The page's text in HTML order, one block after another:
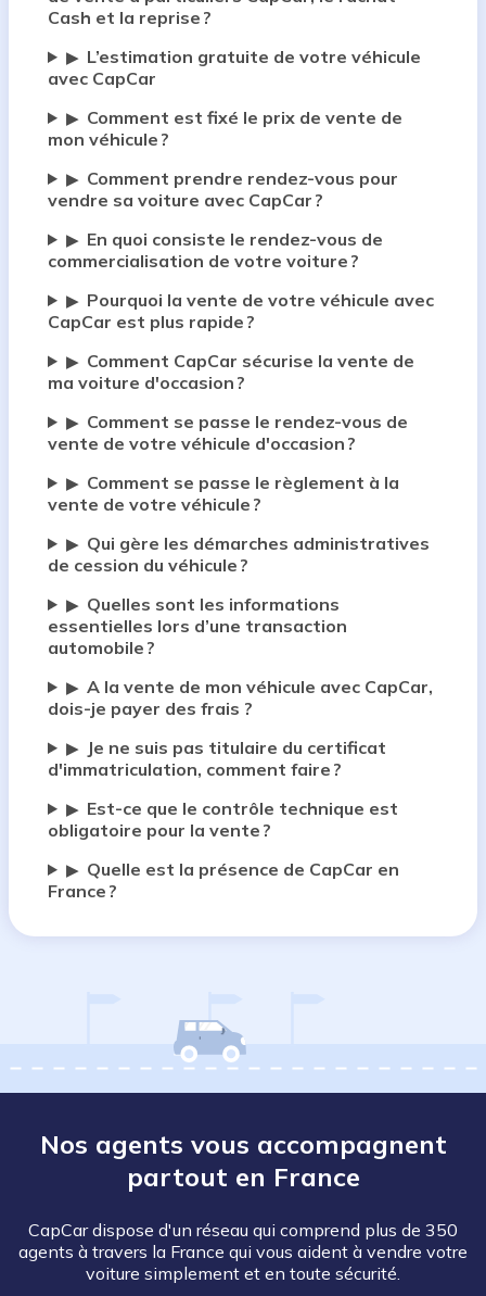
Cash et la reprise ?
▶ L’estimation gratuite de votre véhicule
avec CapCar
▶ Comment est fixé le prix de vente de
mon véhicule ?
▶ Comment prendre rendez-vous pour
vendre sa voiture avec CapCar ?
▶ En quoi consiste le rendez-vous de
commercialisation de votre voiture ?
▶ Pourquoi la vente de votre véhicule avec
CapCar est plus rapide ?
▶ Comment CapCar sécurise la vente de
ma voiture d'occasion ?
▶ Comment se passe le rendez-vous de
vente de votre véhicule d'occasion ?
▶ Comment se passe le règlement à la
vente de votre véhicule ?
▶ Qui gère les démarches administratives
de cession du véhicule ?
▶ Quelles sont les informations
essentielles lors d’une transaction
automobile ?
▶ A la vente de mon véhicule avec CapCar,
dois-je payer des frais ?
▶
Je ne suis pas titulaire du certificat
d'immatriculation, comment faire ?
▶ Est-ce que le contrôle technique est
obligatoire pour la vente ?
▶ Quelle est la présence de CapCar en
France ?
Nos agents vous accompagnent
partout en France
CapCar dispose d'un réseau qui comprend plus de 350
agents à travers la France qui vous aident à vendre votre
voiture simplement et en toute sécurité.